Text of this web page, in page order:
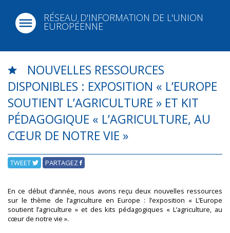
RÉSEAU D'INFORMATION DE L'UNION
EUROPÉENNE
NOUVELLES RESSOURCES
DISPONIBLES : EXPOSITION « L’EUROPE
SOUTIENT L’AGRICULTURE » ET KIT
PÉDAGOGIQUE « L’AGRICULTURE, AU
CŒUR DE NOTRE VIE »
TWEET PARTAGEZ
En ce début d’année, nous avons reçu deux nouvelles ressources
sur le thème de l’agriculture en Europe : l’exposition « L’Europe
soutient l’agriculture » et des kits pédagogiques « L’agriculture, au
cœur de notre vie ».